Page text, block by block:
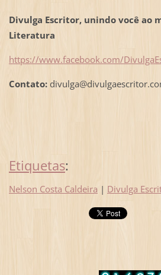
Divulga Escritor, unindo você ao
Literatura
https://www.facebook.com/
Contato:
Etiquetas:
Nelson Costa Caldeira | Divulga